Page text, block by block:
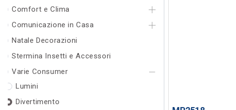
Comfort e Clima
Comunicazione in Casa
Natale Decorazioni
Stermina Insetti e Accessori
Varie Consumer
Lumini
Divertimento